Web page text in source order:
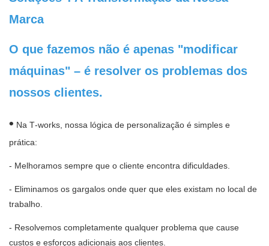
Marca
O que fazemos não é apenas "modificar
máquinas" – é resolver os problemas dos
nossos clientes.
• Na T‑works, nossa lógica de personalização é simples e
prática:
- Melhoramos sempre que o cliente encontra dificuldades.
- Eliminamos os gargalos onde quer que eles existam no local de
trabalho.
- Resolvemos completamente qualquer problema que cause
custos e esforços adicionais aos clientes.